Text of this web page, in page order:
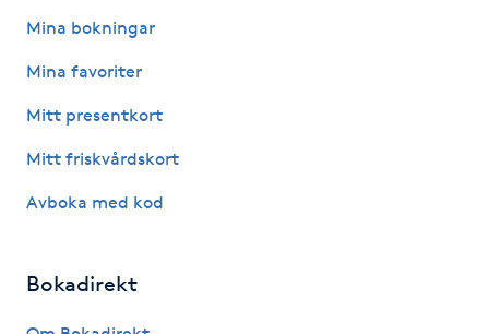
Gua Sha-massage
H
Hatha Yoga
Mina bokningar
Mina favoriter
Mitt presentkort
Mitt friskvårdskort
Avboka med kod
Bokadirekt